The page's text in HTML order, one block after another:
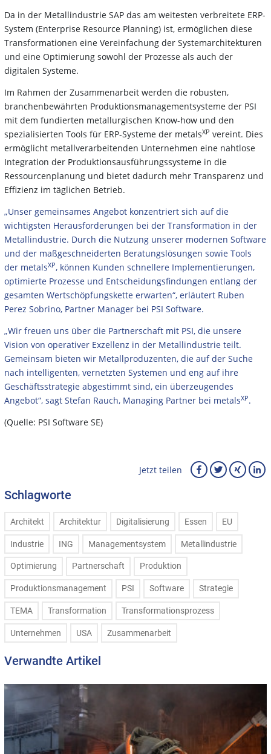
Da in der Metallindustrie SAP das am weitesten verbreitete ERP-
System (Enterprise Resource Planning) ist, ermöglichen diese
Transformationen eine Vereinfachung der Systemarchitekturen
und eine Optimierung sowohl der Prozesse als auch der
digitalen Systeme.
Im Rahmen der Zusammenarbeit werden die robusten,
branchenbewährten Produktionsmanagementsysteme der PSI
mit dem fundierten metallurgischen Know-how und den
spezialisierten Tools für ERP-Systeme der metalsXP vereint. Dies
ermöglicht metallverarbeitenden Unternehmen eine nahtlose
Integration der Produktionsausführungssysteme in die
Ressourcenplanung und bietet dadurch mehr Transparenz und
Effizienz im täglichen Betrieb.
„Unser gemeinsames Angebot konzentriert sich auf die
wichtigsten Herausforderungen bei der Transformation in der
Metallindustrie. Durch die Nutzung unserer modernen Software
und der maßgeschneiderten Beratungslösungen sowie Tools
der metalsXP, können Kunden schnellere Implementierungen,
optimierte Prozesse und Entscheidungsfindungen entlang der
gesamten Wertschöpfungskette erwarten“, erläutert Ruben
Perez Sobrino, Partner Manager bei PSI Software.
„Wir freuen uns über die Partnerschaft mit PSI, die unsere
Vision von operativer Exzellenz in der Metallindustrie teilt.
Gemeinsam bieten wir Metallproduzenten, die auf der Suche
nach intelligenten, vernetzten Systemen und eng auf ihre
Geschäftsstrategie abgestimmt sind, ein überzeugendes
Angebot“, sagt Stefan Rauch, Managing Partner bei metalsXP.
(Quelle: PSI Software SE)
Jetzt teilen
Schlagworte
Architekt Architektur Digitalisierung Essen EU
Industrie ING Managementsystem Metallindustrie
Optimierung Partnerschaft Produktion
Produktionsmanagement PSI Software Strategie
TEMA Transformation Transformationsprozess
Unternehmen USA Zusammenarbeit
Verwandte Artikel